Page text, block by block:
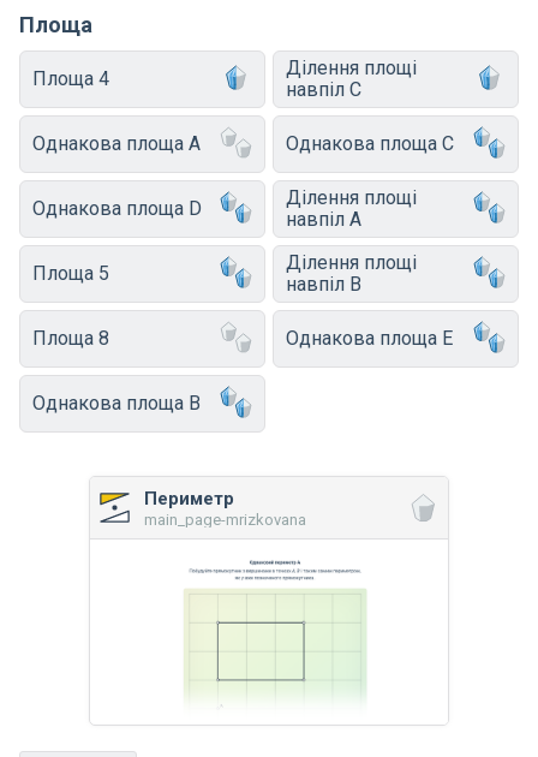
Площа
Площа 4
Ділення площі
навпіл C
Однакова площа A Однакова площа C
Однакова площа D
Ділення площі
навпіл A
Площа 5
Ділення площі
навпіл B
Площа 8 Однакова площа E
Однакова площа B
Периметр
main_page-mrizkovana